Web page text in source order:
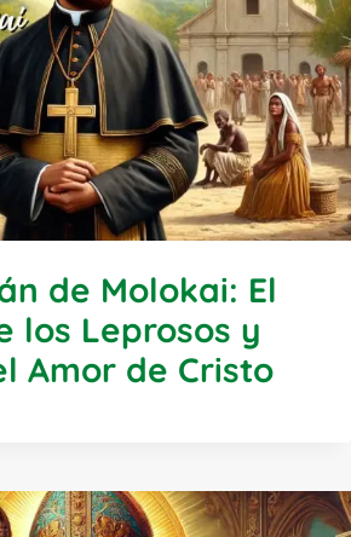
de Molokai: El
los Leprosos y
Amor de Cristo